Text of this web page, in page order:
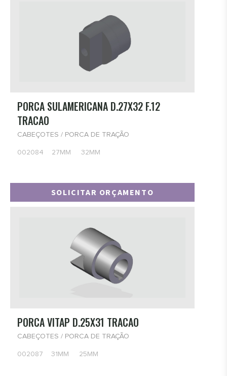
PORCA SULAMERICANA D.27X32 F.12
TRACAO
CABEÇOTES / PORCA DE TRAÇÃO
002084 27MM 32MM
SOLICITAR ORÇAMENTO
PORCA VITAP D.25X31 TRACAO
CABEÇOTES / PORCA DE TRAÇÃO
002087 31MM 25MM